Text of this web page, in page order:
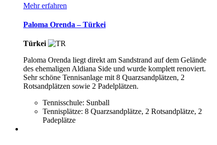
Mehr erfahren
Paloma Orenda – Türkei
Türkei
Paloma Orenda liegt direkt am Sandstrand auf dem Gelände
des ehemaligen Aldiana Side und wurde komplett renoviert.
Sehr schöne Tennisanlage mit 8 Quarzsandplätzen, 2
Rotsandplätzen sowie 2 Padelplätzen.
Tennisschule: Sunball
Tennisplätze: 8 Quarzsandplätze, 2 Rotsandplätze, 2
Padeplätze